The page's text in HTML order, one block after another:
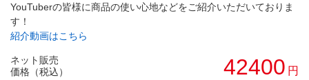
YouTuberの皆様に商品の使い心地などをご紹介いただいておりま
す！
紹介動画はこちら
ネット販売
価格（税込）
42400 円